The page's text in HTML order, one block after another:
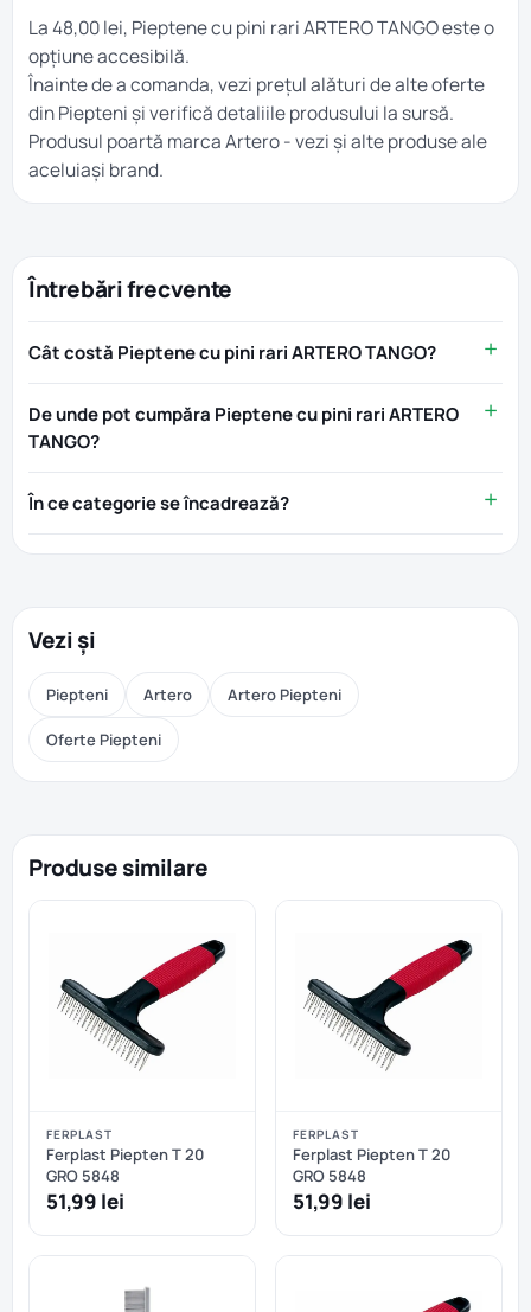
La 48,00 lei, Pieptene cu pini rari ARTERO TANGO este o
opțiune accesibilă.
Înainte de a comanda, vezi prețul alături de alte oferte
dinPiepteni și verifică detaliile produsului la sursă.
Produsul poartă marcaArtero- vezi și alte produse ale
aceluiași brand.
Întrebări frecvente
Cât costă Pieptene cu pini rari ARTERO TANGO?
De unde pot cumpăra Pieptene cu pini rari ARTERO
TANGO?
În ce categorie se încadrează?
Vezi și
Piepteni Artero Artero Piepteni
Oferte Piepteni
Produse similare
FERPLAST
Ferplast Piepten T 20
GRO 5848
51,99 lei
FERPLAST
Ferplast Piepten T 20
GRO 5848
51,99 lei